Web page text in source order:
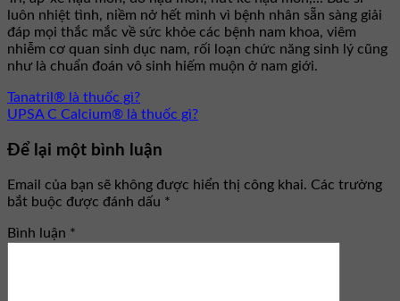
luôn nhiệt tình, niềm nở hết mình vì bệnh nhân sẵn sàng giải
đáp mọi thắc mắc về sức khỏe các bệnh nam khoa, viêm
nhiễm cơ quan sinh dục nam, rối loạn chức năng sinh lý cũng
như là chuẩn đoán vô sinh hiếm muộn ở nam giới.
Tanatril® là thuốc gì?
UPSA C Calcium® là thuốc gì?
Để lại một bình luận
Email của bạn sẽ không được hiển thị công khai. Các trường
bắt buộc được đánh dấu *
Bình luận *